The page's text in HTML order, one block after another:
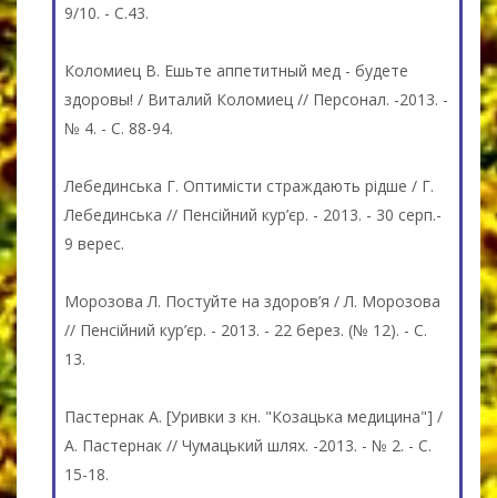
9/10. - С.43.
Коломиец В. Ешьте аппетитный мед - будете
здоровы! / Виталий Коломиец // Персонал. -2013. -
№ 4. - C. 88-94.
Лебединська Г. Оптимісти страждають рідше / Г.
Лебединська // Пенсійний кур’єр. - 2013. - 30 серп.-
9 верес.
Морозова Л. Постуйте на здоров’я / Л. Морозова
// Пенсійний кур’єр. - 2013. - 22 берез. (№ 12). - C.
13.
Пастернак А. [Уривки з кн. "Козацька медицина"] /
А. Пастернак // Чумацький шлях. -2013. - № 2. - C.
15-18.